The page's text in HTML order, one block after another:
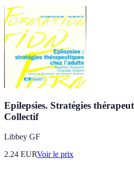
Epilepsies. Stratégies
Collectif
Libbey GF
2.24 EURVoir le prix